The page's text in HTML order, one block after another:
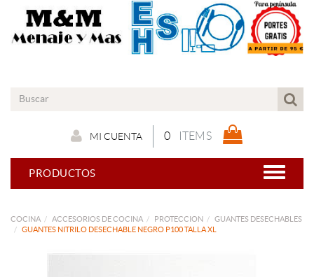
0 ITEMS
MI CUENTA
PRODUCTOS
COCINA ACCESORIOS DE COCINA PROTECCION
GUANTES DESECHABLES
GUANTES NITRILO DESECHABLE NEGRO P100 TALLA XL